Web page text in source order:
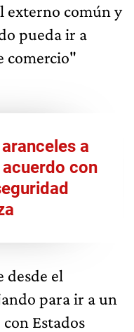
externo común y
pueda ir a
comercio"
a
con
desde el
para ir a un
Estados